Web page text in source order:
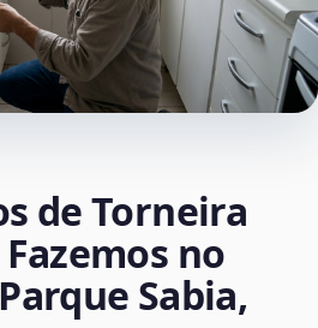
de Torneira
no
Sabia,